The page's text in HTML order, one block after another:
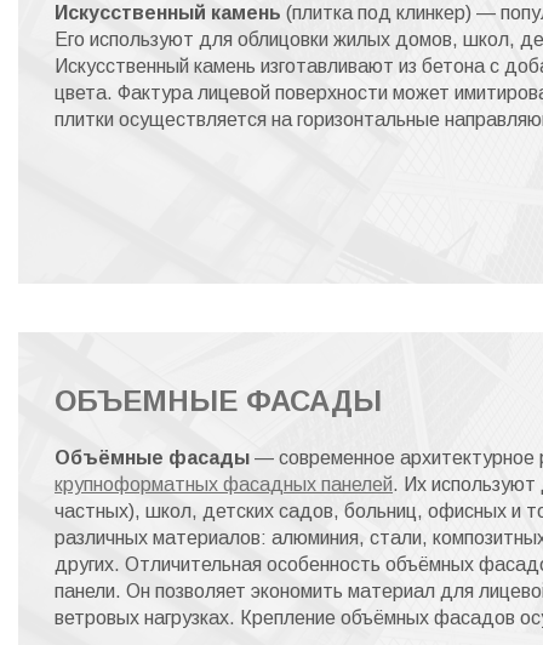
Искусственный камень (плитка под клинкер) —
Его используют для облицовки жилых домов, школ,
Искусственный камень изготавливают из бетона с
цвета. Фактура лицевой поверхности может
плитки осуществляется на горизонтальные
ОБЪЕМНЫЕ ФАСАДЫ
Объёмные фасады — современное
крупноформатных фасадных панелей. Их
частных), школ, детских садов, больниц, офисных и
различных материалов: алюминия, стали,
других. Отличительная особенность объёмных
панели. Он позволяет экономить материал для
ветровых нагрузках. Крепление объёмных фасадов